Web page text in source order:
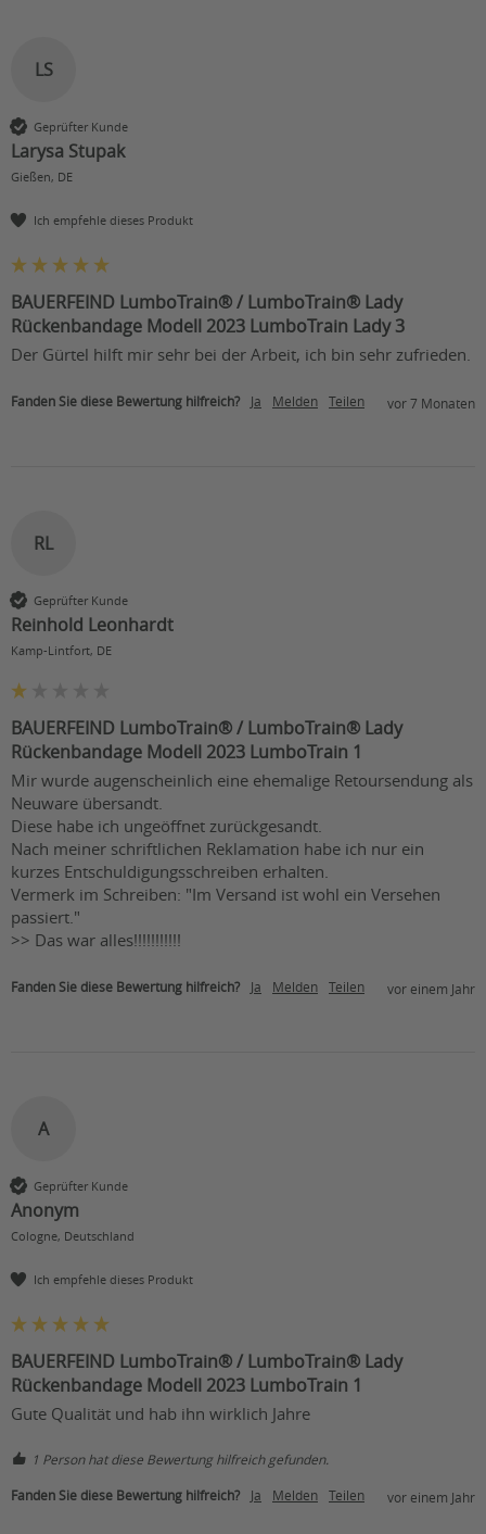
LS
Geprüfter Kunde
Larysa Stupak
Gießen, DE
Ich empfehle dieses Produkt
BAUERFEIND LumboTrain® / LumboTrain® Lady
Rückenbandage Modell 2023 LumboTrain Lady 3
Der Gürtel hilft mir sehr bei der Arbeit, ich bin sehr zufrieden.
Fanden Sie diese Bewertung hilfreich? Ja Melden Teilen vor 7 Monaten
RL
Geprüfter Kunde
Reinhold Leonhardt
Kamp-Lintfort, DE
BAUERFEIND LumboTrain® / LumboTrain® Lady
Rückenbandage Modell 2023 LumboTrain 1
Mir wurde augenscheinlich eine ehemalige Retoursendung als
Neuware übersandt.
Diese habe ich ungeöffnet zurückgesandt.
Nach meiner schriftlichen Reklamation habe ich nur ein
kurzes Entschuldigungsschreiben erhalten.
Vermerk im Schreiben: "Im Versand ist wohl ein Versehen
passiert."
>> Das war alles!!!!!!!!!!!
Fanden Sie diese Bewertung hilfreich? Ja Melden Teilen vor einem Jahr
A
Geprüfter Kunde
Anonym
Cologne, Deutschland
Ich empfehle dieses Produkt
BAUERFEIND LumboTrain® / LumboTrain® Lady
Rückenbandage Modell 2023 LumboTrain 1
Gute Qualität und hab ihn wirklich Jahre
1 Person hat diese Bewertung hilfreich gefunden.
Fanden Sie diese Bewertung hilfreich? Ja Melden Teilen vor einem Jahr